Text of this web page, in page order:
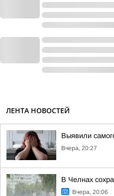
ЛЕНТА НОВОСТЕЙ
Выявили
Вчера, 20:27
В Челнах
Вчера, 20:06